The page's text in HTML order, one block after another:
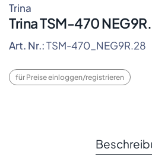
Trina
Trina TSM-470
Art. Nr.:TSM-470_NEG9R.28
für Preise einloggen/registrieren